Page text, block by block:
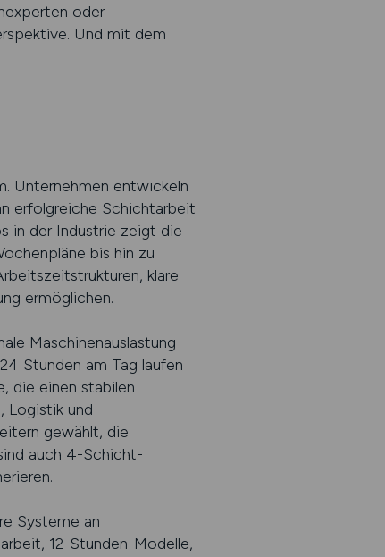
oder
Und mit dem
Unternehmen entwickeln
erfolgreiche Schichtarbeit
in der Industrie zeigt die
bis hin zu
klare
ermöglichen.
Maschinenauslastung
Stunden am Tag laufen
die einen stabilen
Logistik und
gewählt, die
auch 4-Schicht-
Systeme an
12-Stunden-Modelle,